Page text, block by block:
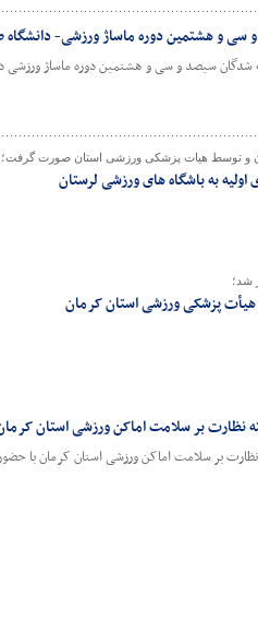
و سی و هشتمین دوره ماساژ ورزشی-
شدگان سیصد و سی و هشتمین دوره ماساژ ورزشی
و توسط هیات پزشکی ورزشی استان صورت گرفت؛
شد؛
هیأت پزشکی ورزشی استان کرمان
نظارت بر سلامت اماکن ورزشی استان
نظارت بر سلامت اماکن ورزشی استان کرمان با